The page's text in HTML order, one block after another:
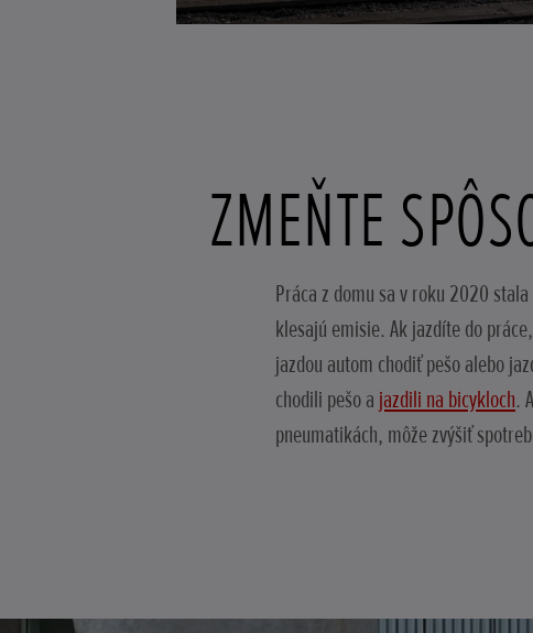
ZMEŇTE
Práca z domu sa v roku 2020
klesajú emisie. Ak jazdíte do
jazdou autom chodiť pešo alebo
chodili pešo a jazdili na bicykloch.
pneumatikách, môže zvýšiť